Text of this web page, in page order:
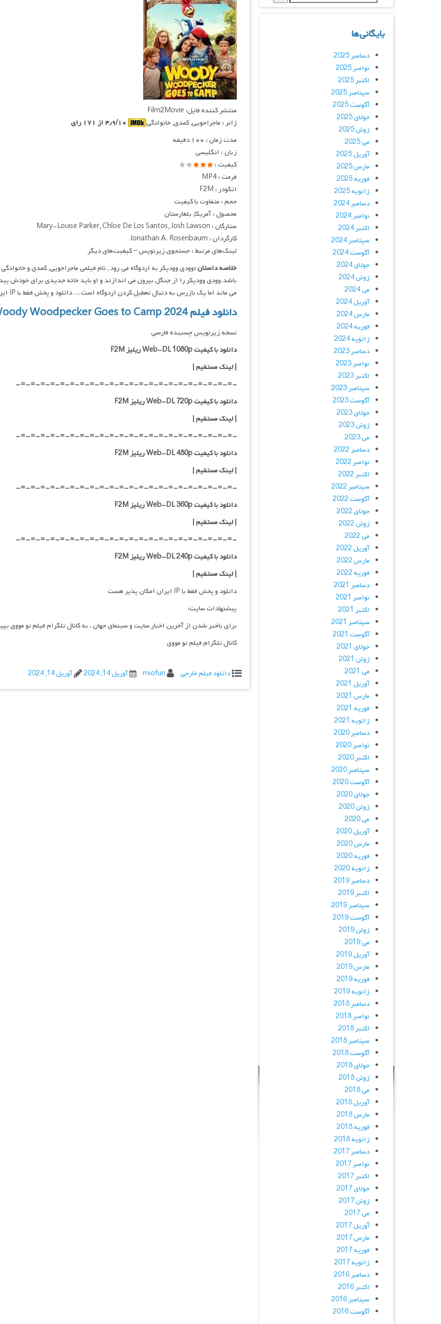
منتشر کننده فایل: Film2Movie
ژانر : ماجراجویی, کمدی, خانوادگی
مدت زمان : ۱۰۰ دقیقه
زبان : انگلیسی
کیفیت :
فرمت : MP4
انکودر : F2M
حجم : متفاوت با کیفیت
محصول : آمریکا, بلغارستان
ستارگان : Mary-Louise Parker, Chloe De Los Santos, Josh Lawson
کارگردان : Jonathan A. Rosenbaum
لینک‌های مرتبط : جستجوی زیرنویس – کیفیت‌های دیگر
خلاصه داستان :
باشد.وودی وودپکر را از جنگل بیرون می اندازند و او باید خانه جدیدی برای خودش
می ماند اما یک بازرس به دنبال تعطیل کردن اردوگاه است… دانلود و پخش فقط با IP ایران امکان پذیر هست
دانلود فیلم Woody Woodpecker Goes to Camp 2024
نسخه زیرنویس چسبیده فارسی
دانلود با کیفیت Web-DL 1080p ریلیز F2M
|لینک مستقیم|
-=-=-=-=-=-=-=-=-=-=-=-=-=-=-=-=-=-=-=-=-=-=-
دانلود با کیفیت Web-DL 720p ریلیز F2M
|لینک مستقیم|
-=-=-=-=-=-=-=-=-=-=-=-=-=-=-=-=-=-=-=-=-=-=-
دانلود با کیفیت Web-DL 480p ریلیز F2M
|لینک مستقیم|
-=-=-=-=-=-=-=-=-=-=-=-=-=-=-=-=-=-=-=-=-=-=-
دانلود با کیفیت Web-DL 360p ریلیز F2M
| لینک مستقیم|
-=-=-=-=-=-=-=-=-=-=-=-=-=-=-=-=-=-=-=-=-=-=-
دانلود با کیفیت Web-DL 240p ریلیز F2M
| لینک مستقیم|
دانلود و پخش فقط با IP ایران امکان پذیر هست
پیشنهادات سایت:
برای باخبر شدن از آخرین اخبار سایت و سینمای جهان ، به کانال تلگرام فیلم تو مووی
کانال تلگرام فیلم تو مووی
دانلود فیلم خارجی miofun آوریل 14, 2024 آوریل 14, 2024
بایگانی‌ها
دسامبر 2025
نوامبر 2025
اکتبر 2025
سپتامبر 2025
آگوست 2025
جولای 2025
ژوئن 2025
می 2025
آوریل 2025
مارس 2025
فوریه 2025
ژانویه 2025
دسامبر 2024
نوامبر 2024
اکتبر 2024
سپتامبر 2024
آگوست 2024
جولای 2024
ژوئن 2024
می 2024
آوریل 2024
مارس 2024
فوریه 2024
ژانویه 2024
دسامبر 2023
نوامبر 2023
اکتبر 2023
سپتامبر 2023
آگوست 2023
جولای 2023
ژوئن 2023
می 2023
دسامبر 2022
نوامبر 2022
اکتبر 2022
سپتامبر 2022
آگوست 2022
جولای 2022
ژوئن 2022
می 2022
آوریل 2022
مارس 2022
فوریه 2022
دسامبر 2021
نوامبر 2021
اکتبر 2021
سپتامبر 2021
آگوست 2021
جولای 2021
ژوئن 2021
می 2021
آوریل 2021
مارس 2021
فوریه 2021
ژانویه 2021
دسامبر 2020
نوامبر 2020
اکتبر 2020
سپتامبر 2020
آگوست 2020
جولای 2020
ژوئن 2020
می 2020
آوریل 2020
مارس 2020
فوریه 2020
ژانویه 2020
دسامبر 2019
اکتبر 2019
سپتامبر 2019
آگوست 2019
ژوئن 2019
می 2019
آوریل 2019
مارس 2019
فوریه 2019
ژانویه 2019
دسامبر 2018
نوامبر 2018
اکتبر 2018
سپتامبر 2018
آگوست 2018
جولای 2018
ژوئن 2018
می 2018
آوریل 2018
مارس 2018
فوریه 2018
ژانویه 2018
دسامبر 2017
نوامبر 2017
اکتبر 2017
جولای 2017
ژوئن 2017
می 2017
آوریل 2017
مارس 2017
فوریه 2017
ژانویه 2017
دسامبر 2016
اکتبر 2016
سپتامبر 2016
آگوست 2016